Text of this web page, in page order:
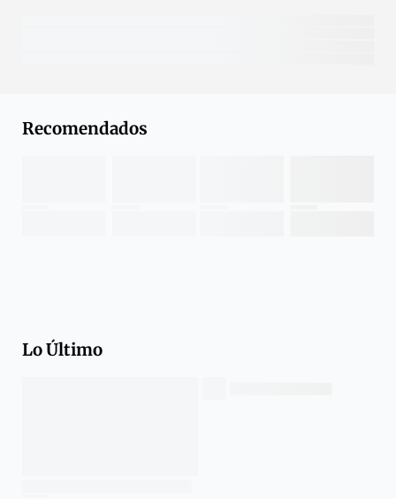
Recomendados
Lo Último